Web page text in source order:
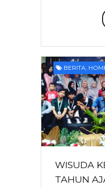
BERITA,
WISUDA
TAHUN